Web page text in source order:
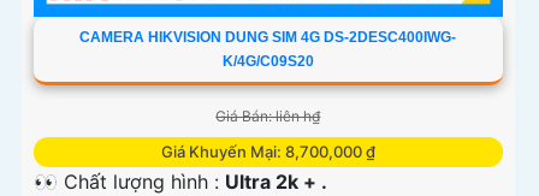
CAMERA HIKVISION DUNG SIM 4G DS-2DESC400IWG-
K/4G/C09S20
Giá Bán: liên h₫
Giá Khuyến Mại: 8,700,000 ₫
👀 Chất lượng hình : Ultra 2k + .